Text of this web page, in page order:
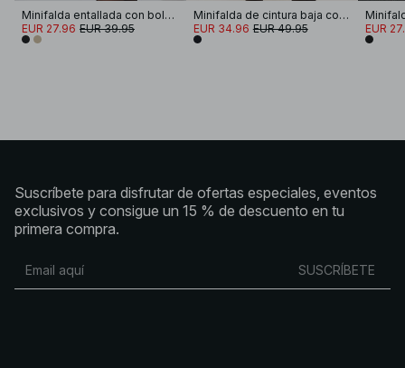
Minifalda entallada con bolsillos
EUR 27.96 EUR 39.95
Minifalda de cintura baja con volumen
EUR 34.96 EUR 49.95 EUR
Suscríbete para disfrutar de ofertas especiales, eventos
exclusivos y consigue un 15 % de descuento en tu
primera compra.
SUSCRÍBETE